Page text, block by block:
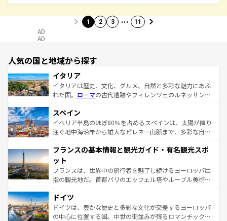
1 2 3 … 11
AD
AD
人気の国と地域から探す
イタリア
イタリアは歴史、文化、グルメ、自然と多彩な魅力にあふ
れた国。 ローマの古代遺跡やフィレンツェのルネッサンス
ろん、トスカーナの美しい田園風景やアマルフィ海岸の絶
景など、自然景観も見逃せない。観光の合間には、本場の
ピザやパスタなど、絶品のイタリア料理を堪能することも
ませてくれるイタリアで、忘れられない旅をしてみよう！
なお、新着のイタリア情報は
しい。
スペイン
イベリア半島のほぼ80％を占めるスペインは、太陽が降り
注ぐ地中海沿岸から雄大なピレネー山脈まで、多彩な自然
文化が根付くこの国では、情熱的なフラメンコ、熱気あふ
れる闘牛、そして美味しいタパスが生活の一部となってい
る。首都マドリードの洗練された雰囲気や、バルセロナの
アートに溢れた街角から、地方では古代ローマ遺跡や中世
せる。地方によって風土や気候が異なるスペインはその個
性で訪れる人を魅了する。 なお、新着のスペイン情報は コ
ンテンツ一覧を参照してほしい。
フランスの基本情報と観光ガイド・有名観光スポ
ット
フランスは、世界中の旅行者を魅了し続けるヨーロッパ屈
指の観光地だ。首都パリのエッフェル塔やルーブル美術館
で、幅広い魅力が詰まっている。華麗な宮殿、歴史的な大
聖堂、美しいビーチ、そして豊かな自然が、訪れる者を心
から魅了する。また、フランスは美食の国としても知ら
ドイツ
ドイツは、豊かな歴史と多彩な文化が交差するヨーロッパ
の中心に位置する国。中世の街並みが残るロマンチック街